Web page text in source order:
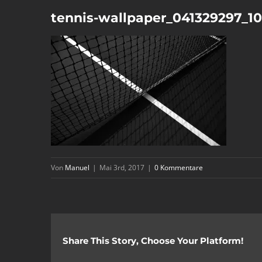
tennis-
Von Manuel | Mai 3rd, 2017 | 0 Kommentare
Share This Story, Choose Your Platform!